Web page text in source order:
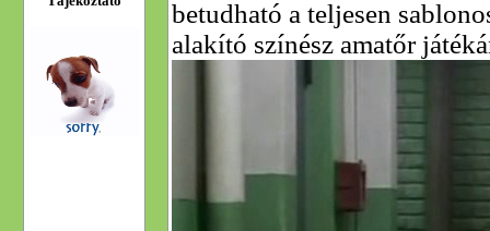
betudható a teljesen
alakító színész amatőr